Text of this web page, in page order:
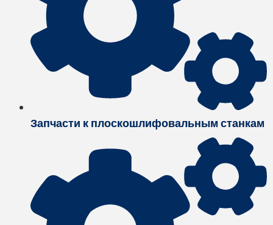
Запчасти к плоскошлифовальным станкам